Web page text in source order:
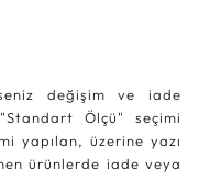
değişim ve iade
"Standart Ölçü" seçimi
yapılan, üzerine yazı
ürünlerde iade veya